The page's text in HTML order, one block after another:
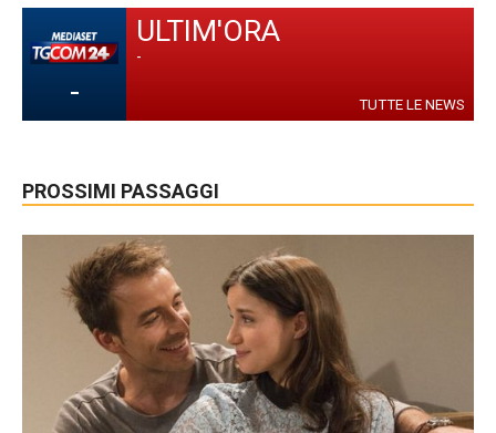
-
ULTIM'ORA
-
TUTTE LE NEWS
PROSSIMI PASSAGGI